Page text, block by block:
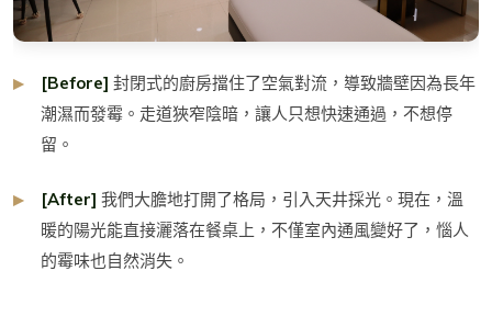
[Before] 封閉式的廚房擋住了空氣對流，導致牆壁因為長年
潮濕而發霉。走道狹窄陰暗，讓人只想快速通過，不想停
留。
[After] 我們大膽地打開了格局，引入天井採光。現在，溫
暖的陽光能直接灑落在餐桌上，不僅室內通風變好了，惱人
的霉味也自然消失。